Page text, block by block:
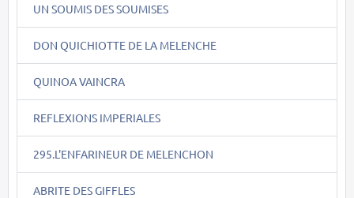
UN SOUMIS DES SOUMISES
DON QUICHIOTTE DE LA MELENCHE
QUINOA VAINCRA
REFLEXIONS IMPERIALES
295.L'ENFARINEUR DE MELENCHON
ABRITE DES GIFFLES